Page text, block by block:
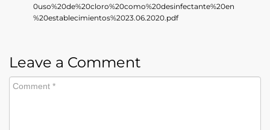
0uso%20de%20cloro%20como%20desinfectante%20en
%20establecimientos%2023.06.2020.pdf
Leave a Comment